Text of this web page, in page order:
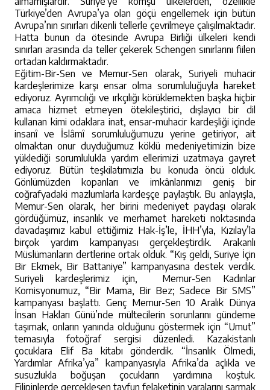
Türkiye’den Avrupa’ya olan göçü engellemek için bütün
Avrupa’nın sınırları dikenli tellerle çevrilmeye çalışılmaktadır.
Hatta bunun da ötesinde Avrupa Birliği ülkeleri kendi
sınırları arasında da teller çekerek Schengen sınırlarını fiilen
ortadan kaldırmaktadır.
Eğitim-Bir-Sen ve Memur-Sen olarak, Suriyeli muhacir
kardeşlerimize karşı ensar olma sorumluluğuyla hareket
ediyoruz. Ayrımcılığı ve ırkçılığı körüklemekten başka hiçbir
amaca hizmet etmeyen ötekileştirici, dışlayıcı bir dil
kullanan kimi odaklara inat, ensar-muhacir kardeşliği içinde
insanî ve İslâmî sorumluluğumuzu yerine getiriyor, ait
olmaktan onur duyduğumuz köklü medeniyetimizin bize
yüklediği sorumlulukla yardım ellerimizi uzatmaya gayret
ediyoruz. Bütün teşkilatımızla bu konuda öncü olduk.
Gönlümüzden kopanları ve imkânlarımızı geniş bir
coğrafyadaki mazlumlarla kardeşçe paylaştık. Bu anlayışla,
Memur-Sen olarak, her birini medeniyet paydaşı olarak
gördüğümüz, insanlık ve merhamet hareketi noktasında
davadaşımız kabul ettiğimiz Hak-İş’le, İHH’yla, Kızılay’la
birçok yardım kampanyası gerçekleştirdik. Arakanlı
Müslümanların dertlerine ortak olduk. “Kış geldi, Suriye İçin
Bir Ekmek, Bir Battaniye” kampanyasına destek verdik.
Suriyeli kardeşlerimiz için, Memur-Sen Kadınlar
Komisyonumuz, “Bir Mama, Bir Bez; Sadece Bir SMS”
kampanyası başlattı. Genç Memur-Sen 10 Aralık Dünya
İnsan Hakları Günü’nde mültecilerin sorunlarını gündeme
taşımak, onların yanında olduğunu göstermek için “Umut”
temasıyla fotoğraf sergisi düzenledi. Kazakistanlı
çocuklara Elif Ba kitabı gönderdik. “İnsanlık Ölmedi,
Yardımlar Afrika’ya” kampanyasıyla Afrika’da açlıkla ve
susuzlukla boğuşan çocukların yardımına koştuk.
Filipinlerde gerçekleşen tayfun felaketinin yaralarını sarmak